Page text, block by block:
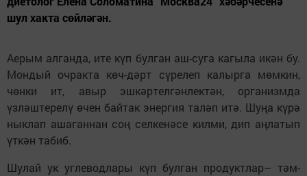
шул хакта сөйләгән.
Аерым алганда, ите күп булган аш-суга кагыла икән бу.
Мондый очракта көч-дәрт сүрелеп калырга мөмкин,
чөнки ит, авыр эшкәртелгәнлектән, организмда
үзләштерелү өчен байтак энергия таләп итә. Шуңа күрә
ныклап ашаганнан соң селкенәсе килми, дип аңлатып
үткән табиб.
Шулай ук углеводлары күп булган продуктлар– тәм-